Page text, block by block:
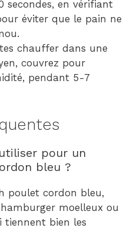
secondes, en vérifiant
éviter que le pain ne
chauffer dans une
couvrez pour
pendant 5-7
pour un
bleu ?
poulet cordon bleu,
moelleux ou
tiennent bien les